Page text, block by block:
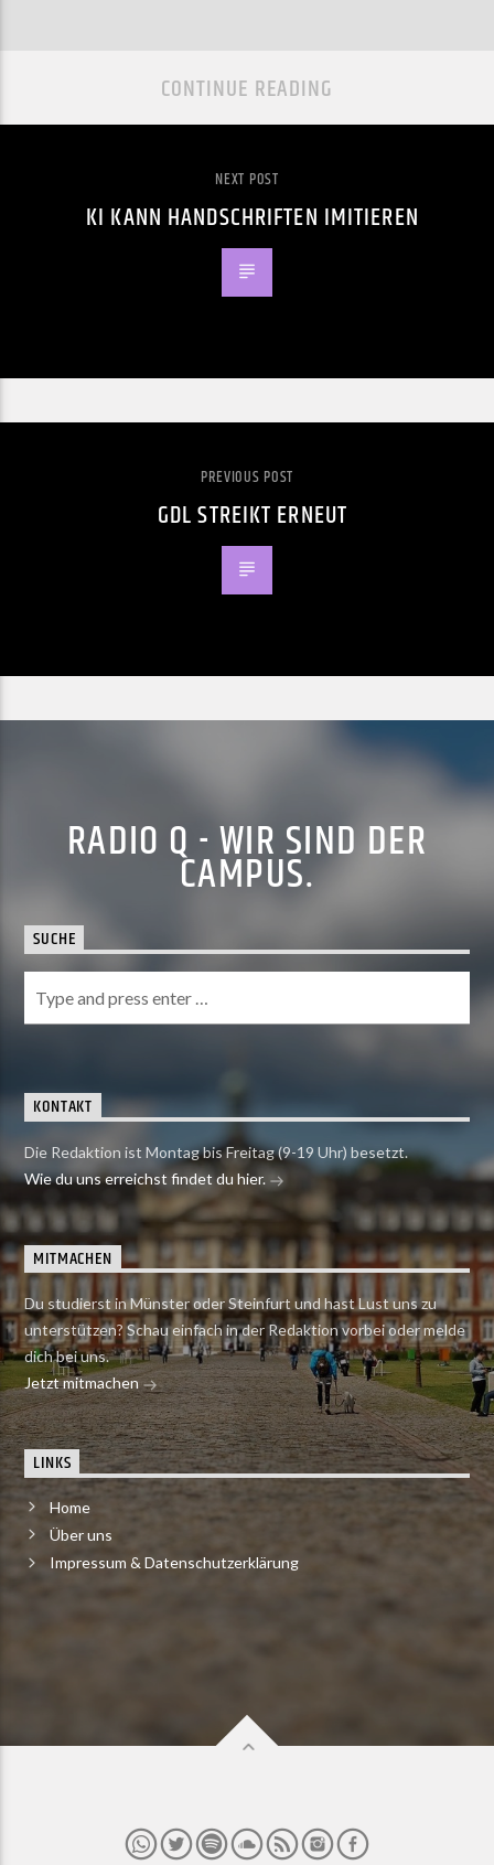
CONTINUE READING
NEXT POST
KI KANN HANDSCHRIFTEN IMITIEREN
PREVIOUS POST
GDL STREIKT ERNEUT
RADIO Q - WIR SIND DER
CAMPUS.
SUCHE
KONTAKT
Die Redaktion ist Montag bis Freitag (9-19 Uhr) besetzt.
Wie du uns erreichst findet du hier.
MITMACHEN
Du studierst in Münster oder Steinfurt und hast Lust uns zu
unterstützen? Schau einfach in der Redaktion vorbei oder melde
dich bei uns.
Jetzt mitmachen
LINKS
Home
Über uns
Impressum & Datenschutzerklärung